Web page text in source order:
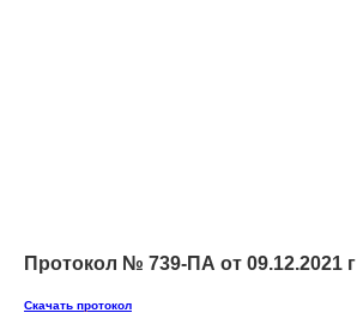
Протокол № 739-ПА от 09.12.2021 г
Скачать протокол